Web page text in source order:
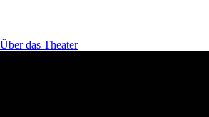
Über das Theater